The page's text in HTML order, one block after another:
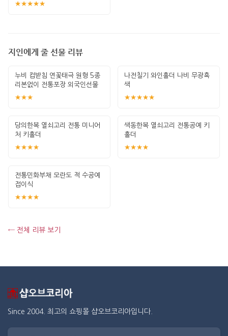
★★★★★
지인에게 줄 선물 리뷰
누비 컵받침 연꽃태극 원형 5종
리본없이 전통포장 외국인선물
한국기념
★★★
나전칠기 와인홀더 나비 무광흑
색
★★★★★
당의한복 열쇠고리 전통 미니어
처 키홀더
★★★★
색동한복 열쇠고리 전통공예 키
홀더
★★★★
전통민화부채 모란도 적 수공예
접이식
★★★★
← 전체 리뷰 보기
Since 2004. 최고의 쇼핑몰 샵오브코리아입니다.